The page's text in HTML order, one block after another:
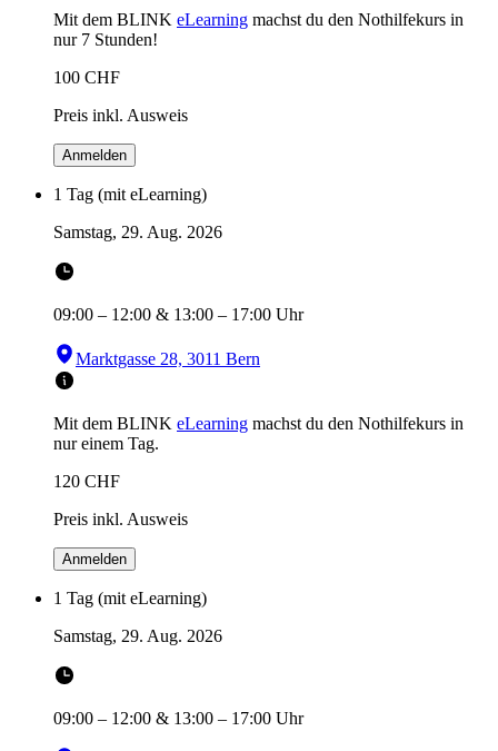
Mit dem BLINK eLearning machst du den Nothilfekurs in
nur 7 Stunden!
100 CHF
Preis inkl. Ausweis
Anmelden
1 Tag (mit eLearning)
Samstag, 29. Aug. 2026
09:00 – 12:00 & 13:00 – 17:00 Uhr
Marktgasse 28, 3011 Bern
Mit dem BLINK eLearning machst du den Nothilfekurs in
nur einem Tag.
120 CHF
Preis inkl. Ausweis
Anmelden
1 Tag (mit eLearning)
Samstag, 29. Aug. 2026
09:00 – 12:00 & 13:00 – 17:00 Uhr